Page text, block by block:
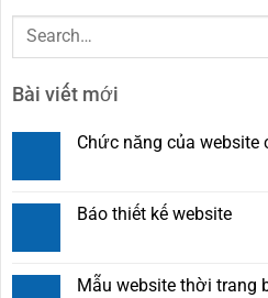
Bài viết mới
Chức năng của website
Báo thiết kế website
Mẫu website thời trang